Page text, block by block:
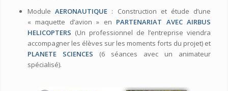
Module AERONAUTIQUE: Construction et étude d’une
« maquette d’avion » en PARTENARIAT AVEC AIRBUS
HELICOPTERS (Un professionnel de l’entreprise viendra
accompagner les élèves sur les moments forts du projet) et
PLANETE SCIENCES (6 séances avec un animateur
spécialisé).